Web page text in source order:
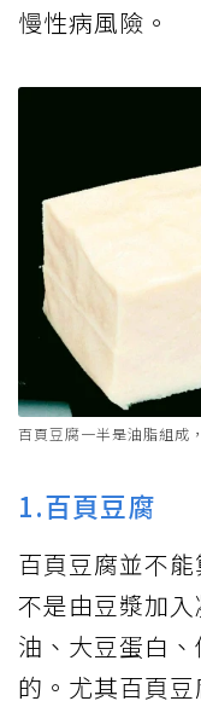
慢性病風險。
百頁豆腐一半是油脂組成
1.百頁豆腐
百頁豆腐並不
不是由豆漿加
油、大豆蛋白
的。尤其百頁